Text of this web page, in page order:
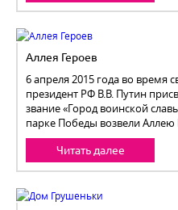
Аллея Героев
6 апреля 2015 года во время
президент РФ В.В. Путин
звание «Город воинской
парке Победы возвели Аллею
Читать далее